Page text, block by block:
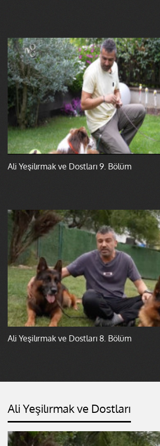
Ali Yeşilırmak ve Dostları 9. Bölüm
Ali Yeşilırmak ve Dostları 8. Bölüm
Ali Yeşilırmak ve Dostları